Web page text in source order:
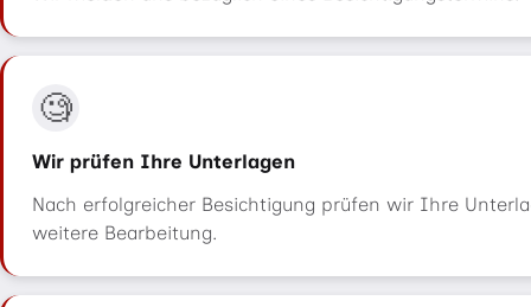
🧐
Wir prüfen Ihre Unterlagen
Nach erfolgreicher Besichtigung prüfen wir Ihre
weitere Bearbeitung.